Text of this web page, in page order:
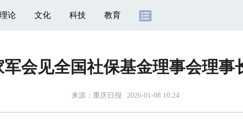
理论 文化 科技 教育
军会见全国社保基金理事会理事
来源： 重庆日报 2026-01-08 10:24